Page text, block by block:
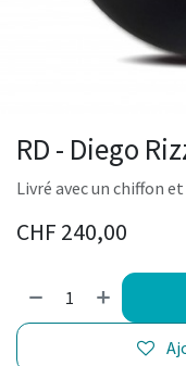
RD - Diego
Livré avec un chiffon
CHF 240,00